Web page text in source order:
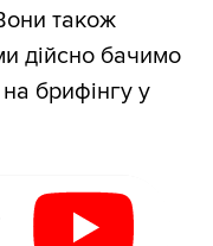
також
дійсно бачимо
брифінгу у